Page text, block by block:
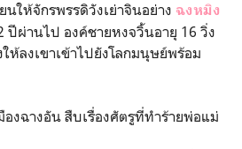
ให้จักรพรรดิวังเย่าจินอย่าง ฉงหมิง
ปีผ่านไป องค์ชายหงจวิ้นอายุ 16 วิ่ง
ห้ลงเขาเข้าไปยังโลกมนุษย์พร้อม
างอัน สืบเรื่องศัตรูที่ทำร้ายพ่อแม่